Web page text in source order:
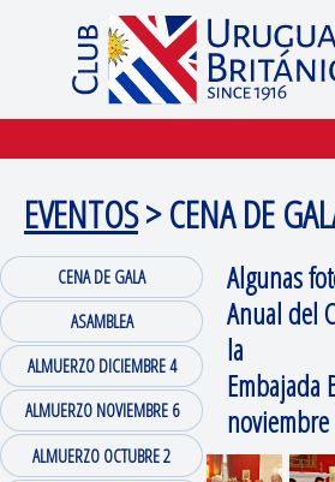
EVENTOS> CENA DE
CENA DE GALA
ASAMBLEA
ALMUERZO DICIEMBRE 4
ALMUERZO NOVIEMBRE 6
ALMUERZO OCTUBRE 2
Algunas
Anual del
la
Embajada